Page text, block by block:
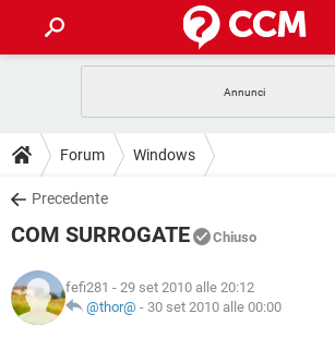
INTRATTENIMENTO
iOS
INSTAGRAM
TIKTOK
HARDWARE
GUIDE
COVID-19
INSTAGRAM
TIKTOK
DOWNLOAD
COVID-19
INTRATTENIMENTO
iOS WINDOWS 10
COVID-19
INTRATTENIMENTO
GLOSSARIO
Forum Windows
Precedente
COM SURROGATE Chiuso
fefi281 - 29 set 2010 alle 20:12
@thor@ - 30 set 2010 alle 00:00